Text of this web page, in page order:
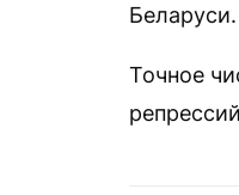
Беларуси.
Точное